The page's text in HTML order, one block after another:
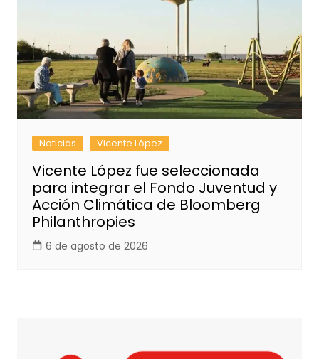
Noticias Vicente López
Vicente López fue seleccionada
para integrar el Fondo Juventud y
Acción Climática de Bloomberg
Philanthropies
6 de agosto de 2026